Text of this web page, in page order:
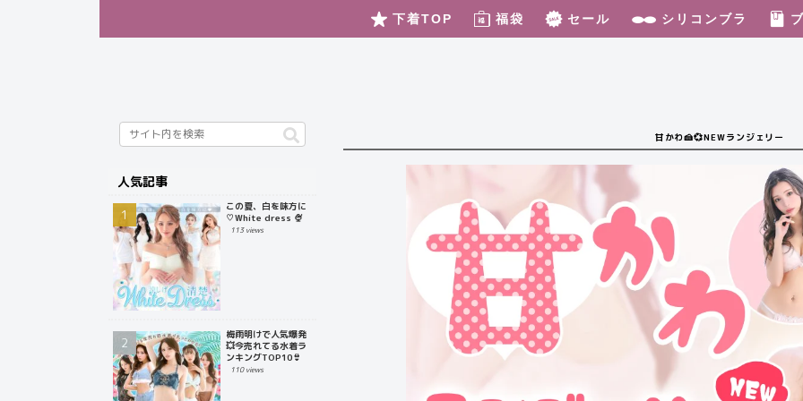
下着TOP 福袋 セール シリコンブラ
甘かわ🍰💞NEWランジェリー
人気記事
この夏、白を味方に
♡White dress 🍨
113 views
梅雨明けで人気爆発
💥今売れてる水着ラ
ンキングTOP10👙
110 views